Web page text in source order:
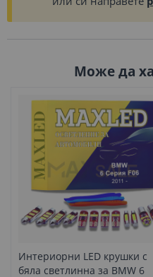
Може да
Интериорни LED крушки с
бяла светлинна за BMW 6